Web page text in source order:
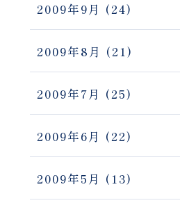
2009年9月 (24)
2009年8月 (21)
2009年7月 (25)
2009年6月 (22)
2009年5月 (13)